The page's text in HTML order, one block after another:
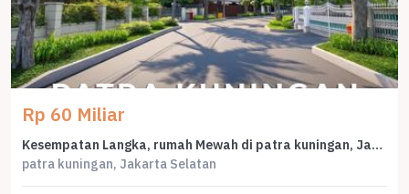
Rp 60 Miliar
Kesempatan Langka, rumah Mewah di patra kuningan, Jakarta Selatan, LB 600m²
patra kuningan, Jakarta Selatan